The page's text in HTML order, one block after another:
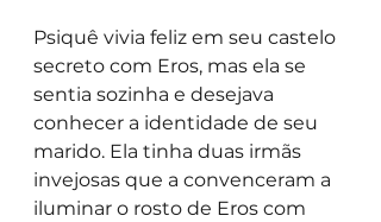
Psiquê vivia feliz em seu castelo
secreto com Eros, mas ela se
sentia sozinha e desejava
conhecer a identidade de seu
marido. Ela tinha duas irmãs
invejosas que a convenceram a
iluminar o rosto de Eros com